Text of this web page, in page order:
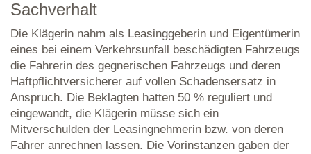
Sachverhalt
Die Klägerin nahm als Leasinggeberin und Eigentümerin
eines bei einem Verkehrsunfall beschädigten Fahrzeugs
die Fahrerin des gegnerischen Fahrzeugs und deren
Haftpflichtversicherer auf vollen Schadensersatz in
Anspruch. Die Beklagten hatten 50 % reguliert und
eingewandt, die Klägerin müsse sich ein
Mitverschulden der Leasingnehmerin bzw. von deren
Fahrer anrechnen lassen. Die Vorinstanzen gaben der